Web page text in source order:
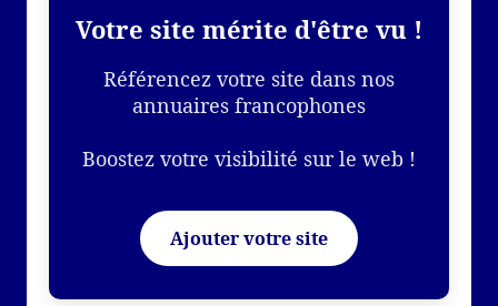
Votre site mérite d'être vu !
Référencez votre site dans nos
annuaires francophones
Boostez votre visibilité sur le web !
Ajouter votre site